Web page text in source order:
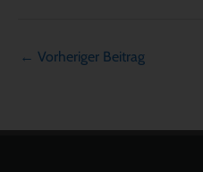
← Vorheriger Beitrag